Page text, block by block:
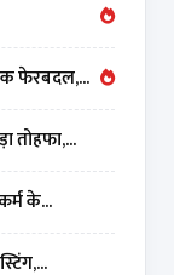
फेरबदल,...
तोहफा,...
के...